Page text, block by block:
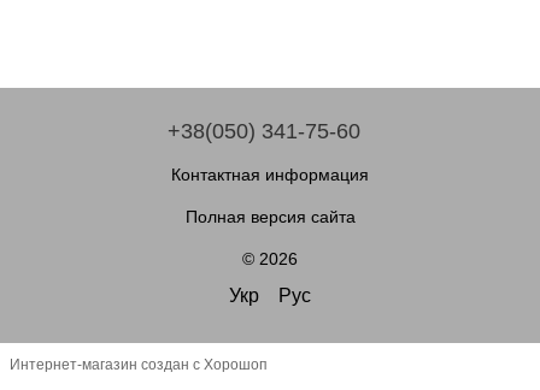
+38(050) 341-75-60
Контактная информация
Полная версия сайта
© 2026
Укр Рус
Интернет-магазин создан с Хорошоп